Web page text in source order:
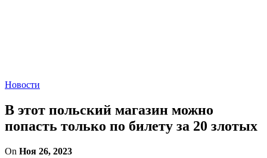
Новости
В этот польский магазин можно
попасть только по билету за 20 злотых
On Ноя 26, 2023